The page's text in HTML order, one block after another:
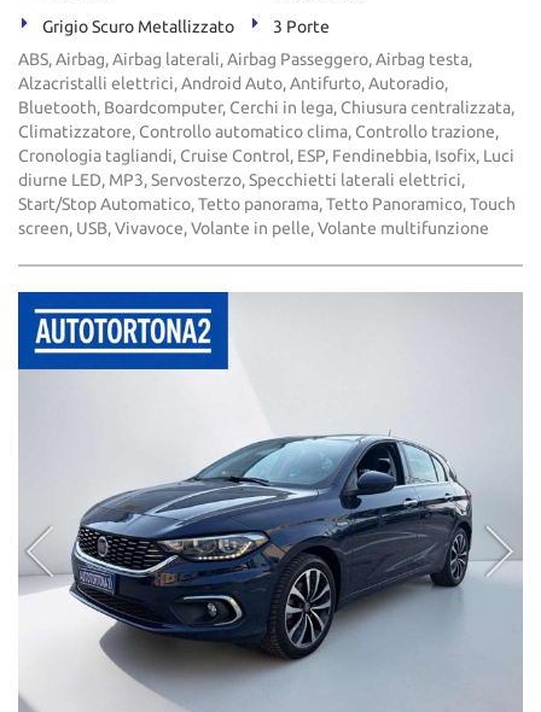
Grigio Scuro Metallizzato
3 Porte
ABS, Airbag, Airbag laterali, Airbag Passeggero, Airbag testa,
Alzacristalli elettrici, Android Auto, Antifurto, Autoradio,
Bluetooth, Boardcomputer, Cerchi in lega, Chiusura centralizzata,
Climatizzatore, Controllo automatico clima, Controllo trazione,
Cronologia tagliandi, Cruise Control, ESP, Fendinebbia, Isofix, Luci
diurne LED, MP3, Servosterzo, Specchietti laterali elettrici,
Start/Stop Automatico, Tetto panorama, Tetto Panoramico, Touch
screen, USB, Vivavoce, Volante in pelle, Volante multifunzione